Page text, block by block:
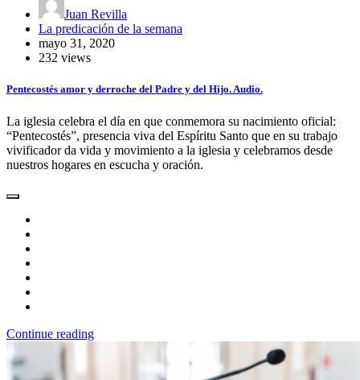
Juan Revilla
La predicación de la semana
mayo 31, 2020
232 views
Pentecostés amor y derroche del Padre y del Hijo. Audio.
La iglesia celebra el día en que conmemora su nacimiento oficial:
“Pentecostés”, presencia viva del Espíritu Santo que en su trabajo
vivificador da vida y movimiento a la iglesia y celebramos desde
nuestros hogares en escucha y oración.
Continue reading